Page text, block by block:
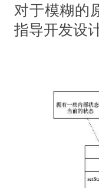
对于模糊的
指导开发设计